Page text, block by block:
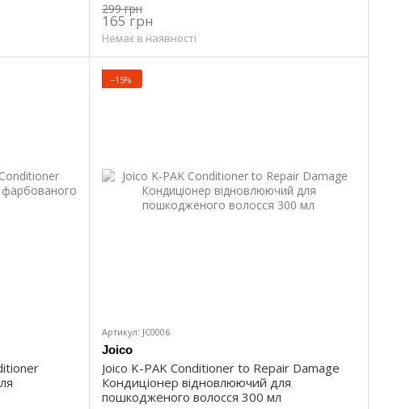
299 грн
165 грн
Немає в наявності
−15%
Артикул: JС0006
Joico
Joico K-PAK Conditioner to Repair Damage
Кондиціонер відновлюючий для
пошкодженого волосся 300 мл